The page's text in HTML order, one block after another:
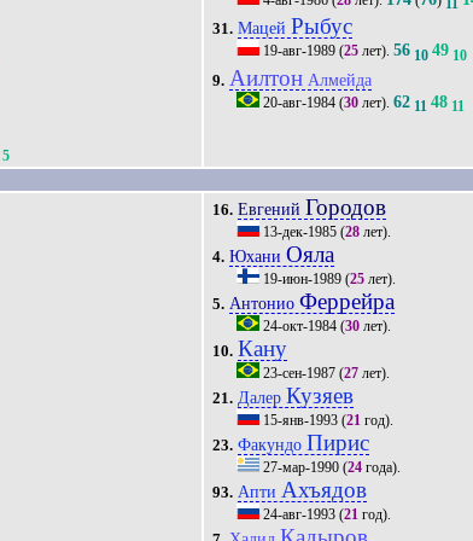
5
11
31. МацейРыбус
19-авг-1989 (25 лет).56 10 49 10
9. Аилтон Алмейда
20-авг-1984 (30 лет).62 11 48 11
16. Евгений Городов
13-дек-1985 (28 лет).
4. ЮханиОяла
19-июн-1989 (25 лет).
5. АнтониоФеррейра
24-окт-1984 (30 лет).
10. Кану
23-сен-1987 (27 лет).
21. Далер Кузяев
15-янв-1993 (21 год).
23. Факундо Пирис
27-мар-1990 (24 года).
93. Апти Ахъядов
24-авг-1993 (21 год).